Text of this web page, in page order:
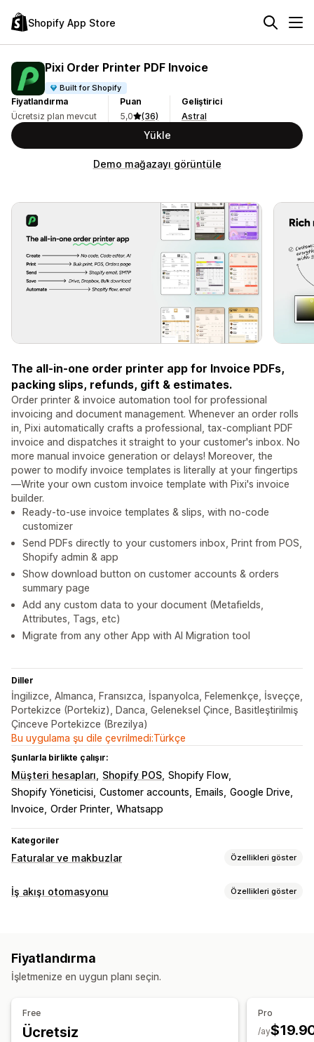
Shopify App Store
Pixi Order Printer PDF Invoice
Built for Shopify
Fiyatlandırma
Ücretsiz plan mevcut
Puan
5,0
(36)
Geliştirici
Astral
Yükle
Demo mağazayı görüntüle
The all-in-one order printer app for Invoice PDFs,
packing slips, refunds, gift & estimates.
Order printer & invoice automation tool for professional
invoicing and document management. Whenever an order rolls
in, Pixi automatically crafts a professional, tax-compliant PDF
invoice and dispatches it straight to your customer's inbox. No
more manual invoice generation or delays! Moreover, the
power to modify invoice templates is literally at your fingertips
—Write your own custom invoice template with Pixi's invoice
builder.
Ready-to-use invoice templates & slips, with no-code
customizer
Send PDFs directly to your customers inbox, Print from POS,
Shopify admin & app
Show download button on customer accounts & orders
summary page
Add any custom data to your document (Metafields,
Attributes, Tags, etc)
Migrate from any other App with AI Migration tool
Diller
İngilizce, Almanca, Fransızca, İspanyolca, Felemenkçe, İsveççe,
Portekizce (Portekiz), Danca, Geleneksel Çince, Basitleştirilmiş
Çinceve Portekizce (Brezilya)
Bu uygulama şu dile çevrilmedi:Türkçe
Şunlarla birlikte çalışır:
Müşteri hesapları Shopify POS Shopify Flow
Shopify Yöneticisi Customer accounts Emails Google Drive
Invoice Order Printer Whatsapp
Kategoriler
Faturalar ve makbuzlar Özellikleri göster
Belge türleri
Para iadeleri
İadeler
Renk ve yazı tipi
Fatura numarası
Gönderen e-postası
Barkodlar
İş akışı otomasyonu Özellikleri göster
Ürün etiketleri
Sipariş işleme
Özel iş akışları
Fiyatlandırma
İşletmenize en uygun planı seçin.
Free
Ücretsiz
Pro
/ay